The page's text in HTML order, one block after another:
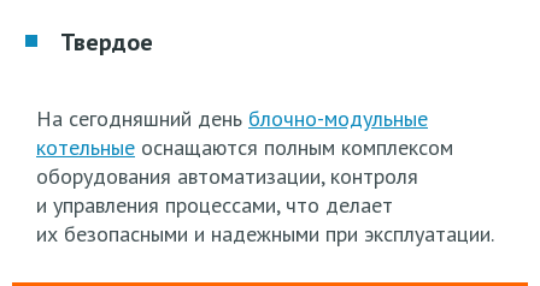
Твердое
На сегодняшний день блочно-модульные
котельные оснащаются полным комплексом
оборудования автоматизации, контроля
и управления процессами, что делает
их безопасными и надежными при эксплуатации.